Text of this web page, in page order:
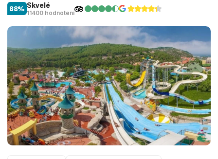
Skvelé
11400 hodnotení
88%